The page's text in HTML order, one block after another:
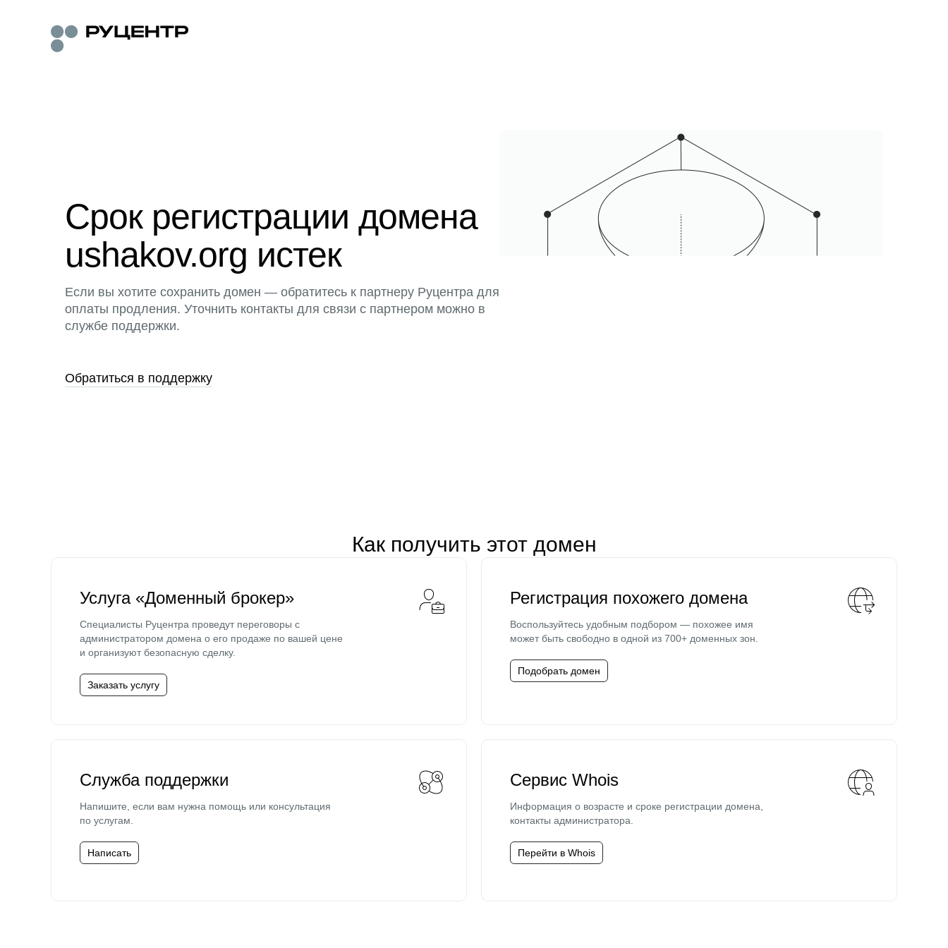
Срок регистрации домена
ushakov.org истек
Если вы хотите сохранить домен — обратитесь к партнеру Руцентра для
оплаты продления. Уточнить контакты для связи с партнером можно в
службе поддержки.
Обратиться в поддержку
Как получить этот домен
Услуга «Доменный брокер»
Специалисты Руцентра проведут переговоры с
администратором домена о его продаже по вашей цене
и организуют безопасную сделку.
Заказать услугу
Регистрация похожего домена
Воспользуйтесь удобным подбором — похожее имя
может быть свободно в одной из 700+ доменных зон.
Подобрать домен
Служба поддержки
Напишите, если вам нужна помощь или консультация
по услугам.
Написать
Сервис Whois
Информация о возрасте и сроке регистрации домена,
контакты администратора.
Перейти в Whois